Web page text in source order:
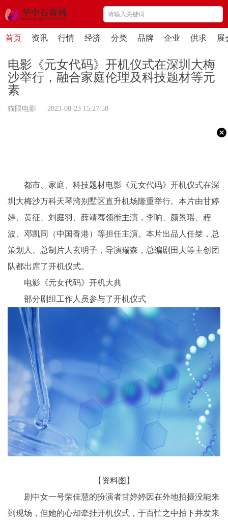
首页 资讯 行情 经济 分类 品牌 企业 供求 展
电影《元女代码》开机仪式在深圳大梅
沙举行，融合家庭伦理及科技题材等元
素
猫眼电影 2023-08-23 15:27:58
都市、家庭、科技题材电影《元女代码》开机仪式在深
圳大梅沙万科天琴湾别墅区直升机场隆重举行。本片由甘婷
婷、黄征、刘庭羽、薛靖骞领衔主演，李响、颜景瑶、程
波、邓凯同（中国香港）等担任主演。本片出品人任桀，总
策划人、总制片人玄明子，导演瑞森，总编剧田夫等主创团
队都出席了开机仪式。
电影《元女代码》开机大典
部分剧组工作人员参与了开机仪式
【资料图】
剧中女一号荣佳慧的扮演者甘婷婷因在外地拍摄没能来
到现场，但她的心却牵挂开机仪式，于百忙之中拍下并发来